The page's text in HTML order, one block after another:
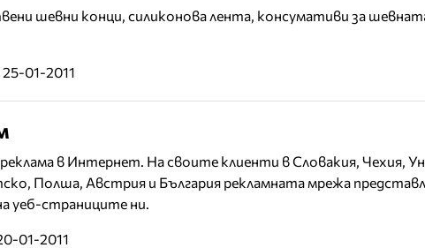
шевни конци, силиконова лента, консумативи за
01-2011
в Интернет. На своите клиенти в Словакия, Чехия,
Полша, Австрия и България рекламната мрежа
уеб-страниците ни.
01-2011